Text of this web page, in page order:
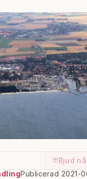
Bjud
Publicerad 2021-